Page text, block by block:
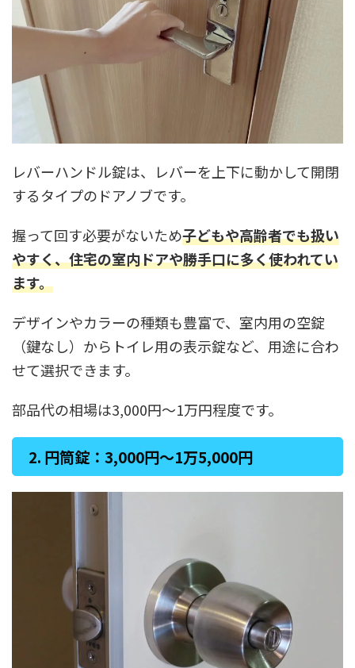
レバーハンドル錠は、レバーを上下に動かして開閉
するタイプのドアノブです。
握って回す必要がないため子どもや高齢者でも扱い
やすく、住宅の室内ドアや勝手口に多く使われてい
ます。
デザインやカラーの種類も豊富で、室内用の空錠
（鍵なし）からトイレ用の表示錠など、用途に合わ
せて選択できます。
部品代の相場は3,000円〜1万円程度です。
2. 円筒錠：3,000円〜1万5,000円